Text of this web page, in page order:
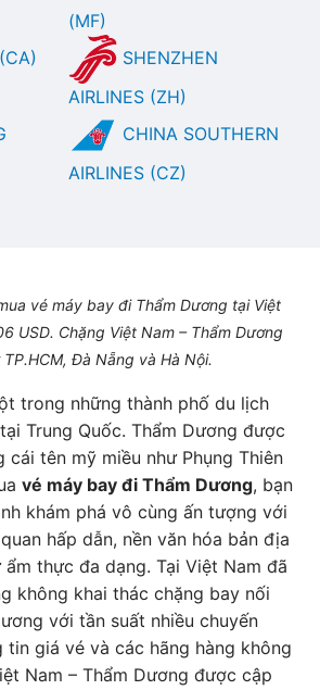
(MF)
SHENZHEN
AIRLINES (ZH)
CHINA SOUTHERN
AIRLINES (CZ)
vé máy bay đi Thẩm Dương tại Việt
USD. Chặng Việt Nam – Thẩm Dương
Đà Nẵng và Hà Nội.
trong những thành phố du lịch
Trung Quốc. Thẩm Dương được
cái tên mỹ miều như Phụng Thiên
vé máy bay đi Thẩm Dương, bạn
khám phá vô cùng ấn tượng với
hấp dẫn, nền văn hóa bản địa
thực đa dạng. Tại Việt Nam đã
không khai thác chặng bay nối
với tần suất nhiều chuyến
tin giá vé và các hãng hàng không
Nam – Thẩm Dương được cập